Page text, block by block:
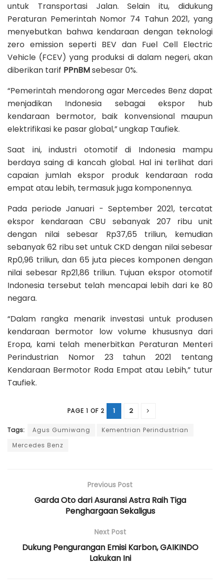
untuk Transportasi Jalan. Selain itu, didukung
Peraturan Pemerintah Nomor 74 Tahun 2021, yang
menyebutkan bahwa kendaraan dengan teknologi
zero emission seperti BEV dan Fuel Cell Electric
Vehicle (FCEV) yang produksi di dalam negeri, akan
diberikan tarif PPnBMsebesar 0%.
“Pemerintah mendorong agar Mercedes Benz dapat
menjadikan Indonesia sebagai ekspor hub
kendaraan bermotor, baik konvensional maupun
elektrifikasi ke pasar global,” ungkap Taufiek.
Saat ini, industri otomotif di Indonesia mampu
berdaya saing di kancah global. Hal ini terlihat dari
capaian jumlah ekspor produk kendaraan roda
empat atau lebih, termasuk juga komponennya.
Pada periode Januari - September 2021, tercatat
ekspor kendaraan CBU sebanyak 207 ribu unit
dengan nilai sebesar Rp37,65 triliun, kemudian
sebanyak 62 ribu set untuk CKD dengan nilai sebesar
Rp0,96 triliun, dan 65 juta pieces komponen dengan
nilai sebesar Rp21,86 triliun. Tujuan ekspor otomotif
Indonesia tersebut telah mencapai lebih dari ke 80
negara.
“Dalam rangka menarik investasi untuk produsen
kendaraan bermotor low volume khususnya dari
Eropa, kami telah menerbitkan Peraturan Menteri
Perindustrian Nomor 23 tahun 2021 tentang
Kendaraan Bermotor Roda Empat atau Lebih,” tutur
Taufiek.
PAGE 1 OF 2 1 2
Tags: Agus Gumiwang
Kementrian Perindustrian
Mercedes Benz
Previous Post
Garda Oto dari Asuransi Astra Raih Tiga
Penghargaan Sekaligus
Next Post
Dukung Pengurangan Emisi Karbon, GAIKINDO
Lakukan Ini